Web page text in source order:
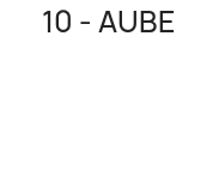
10 - AUBE